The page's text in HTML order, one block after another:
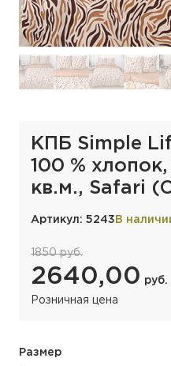
КПБ Simple
100 %
кв.м., Safari
Артикул: 5243 В
1850 руб.
2640,00 руб.
Розничная цена
Размер